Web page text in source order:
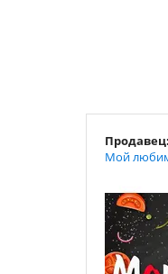
Продавец:
Мой